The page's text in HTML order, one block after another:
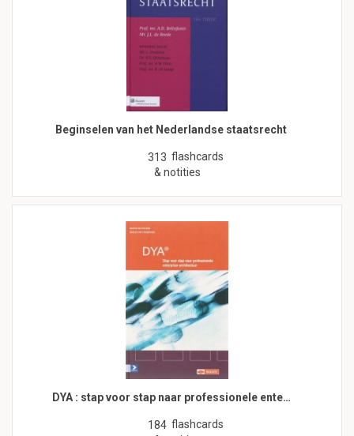
Beginselen van het Nederlandse staatsrecht
313 flashcards
& notities
DYA : stap voor stap naar professionele ente…
184 flashcards